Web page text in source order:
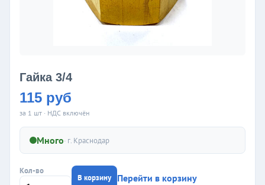
Гайка 3/4
115 руб
за 1 шт · НДС включён
Много· г. Краснодар
Кол-во
В корзину Перейти в корзину